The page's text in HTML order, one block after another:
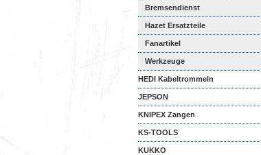
Bremsendienst
Hazet Ersatzteile
Fanartikel
Werkzeuge
HEDI Kabeltrommeln
JEPSON
KNIPEX Zangen
KS-TOOLS
KUKKO